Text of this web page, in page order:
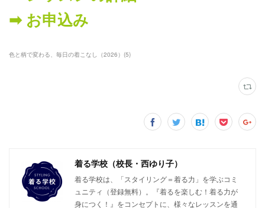
➡︎ お申込み
色と柄で変わる、毎日の着こなし（2026） (5)
着る学校（校長・西ゆり子）
着る学校は、「スタイリング＝着る力」を学ぶコミ
ュニティ（登録無料）。『着るを楽しむ！着る力が
身につく！』をコンセプトに、様々なレッスンを通